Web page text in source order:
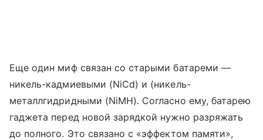
Еще один миф связан со старыми батареми —
никель-кадмиевыми (NiCd) и (никель-
металлгидридными (NiMH). Согласно ему, батарею
гаджета перед новой зарядкой нужно разряжать
до полного. Это связано с «эффектом памяти»,